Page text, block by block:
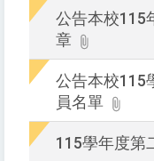
公告本校115
章
公告本校115
員名單
115學年度第